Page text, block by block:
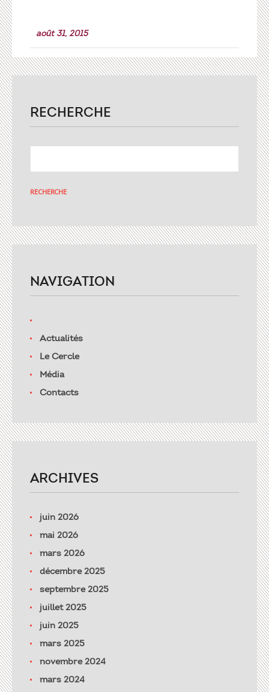
août 31, 2015
RECHERCHE
NAVIGATION
Actualités
Le Cercle
Média
Contacts
ARCHIVES
juin 2026
mai 2026
mars 2026
décembre 2025
septembre 2025
juillet 2025
juin 2025
mars 2025
novembre 2024
mars 2024